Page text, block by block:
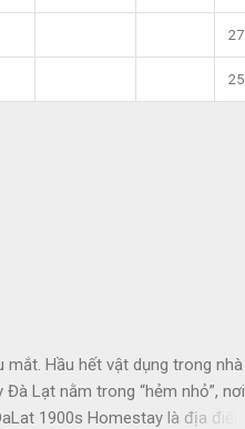
27
25
Hầu hết vật dụng trong nhà
Lạt nằm trong “hẻm nhỏ”, nơi
1900s Homestay là địa điểm